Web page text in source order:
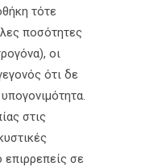
τότε
ποσότητες
οι
ότι δε
στις
επιρρεπείς σε